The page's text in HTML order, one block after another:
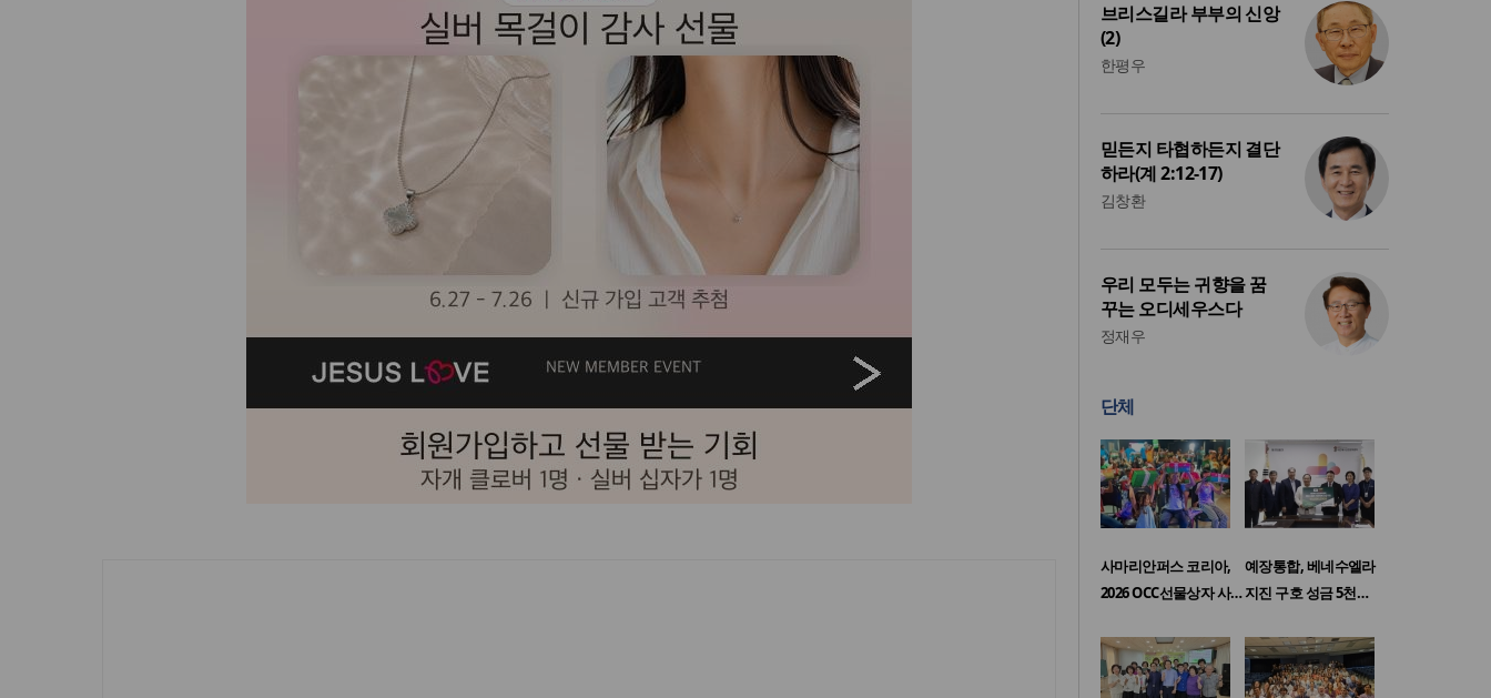
브리스길라 부부의 신앙
(2)
한평우
믿든지 타협하든지 결단
하라(계 2:12-17)
김창환
우리 모두는 귀향을 꿈
꾸는 오디세우스다
정재우
단체
사마리안퍼스 코리아,
2026 OCC선물상자 사…
예장통합, 베네수엘라
지진 구호 성금 5천…